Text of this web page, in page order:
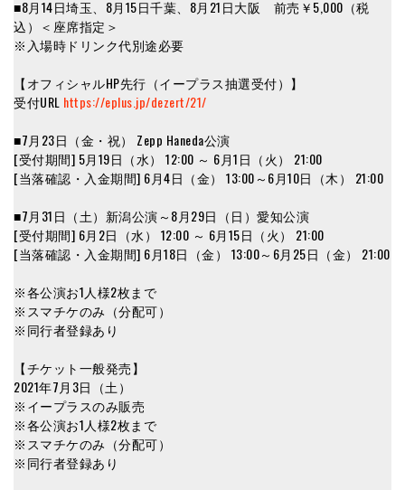
■8月14日埼玉、8月15日千葉、8月21日大阪 前売￥5,000（税
込）＜座席指定＞
※入場時ドリンク代別途必要
【オフィシャルHP先行（イープラス抽選受付）】
受付URL https://eplus.jp/dezert/21/
■7月23日（金・祝） Zepp Haneda公演
[受付期間] 5月19日（水） 12:00 ～ 6月1日（火） 21:00
[当落確認・入金期間] 6月4日（金） 13:00～6月10日（木） 21:00
■7月31日（土）新潟公演～8月29日（日）愛知公演
[受付期間] 6月2日（水） 12:00 ～ 6月15日（火） 21:00
[当落確認・入金期間] 6月18日（金） 13:00～6月25日（金） 21:00
※各公演お1人様2枚まで
※スマチケのみ（分配可）
※同行者登録あり
【チケット一般発売】
2021年7月3日（土）
※イープラスのみ販売
※各公演お1人様2枚まで
※スマチケのみ（分配可）
※同行者登録あり